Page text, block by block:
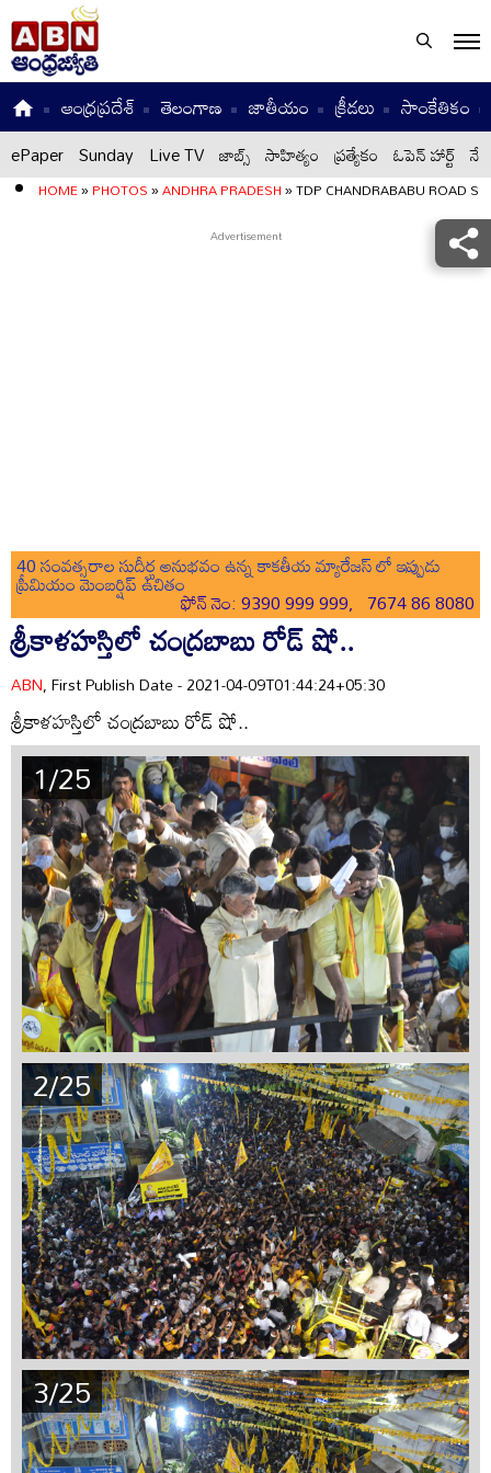
ఆంధ్రప్రదేశ్ తెలంగాణ జాతీయం క్రీడలు సాంకేతికం
ePaper Sunday Live TV జాబ్స్ సాహిత్యం ప్రత్యేకం ఓపెన్ హార్ట్
HOME»PHOTOS»ANDHRA PRADESH»TDP CHANDRABABU ROAD
40 సంవత్సరాల సుదీర్ఘ అనుభవం ఉన్న కాకతీయ మ్యారేజస్ లో ఇప్పుడు
ప్రీమియం మెంబర్షిప్ ఉచితం
ఫోన్ నెం: 9390 999 999, 7674 86 8080
శ్రీకాళహస్తిలో చంద్రబాబు రోడ్ షో..
ABN, First Publish Date - 2021-04-09T01:44:24+05:30
శ్రీకాళహస్తిలో చంద్రబాబు రోడ్ షో..
1/25
2/25
3/25